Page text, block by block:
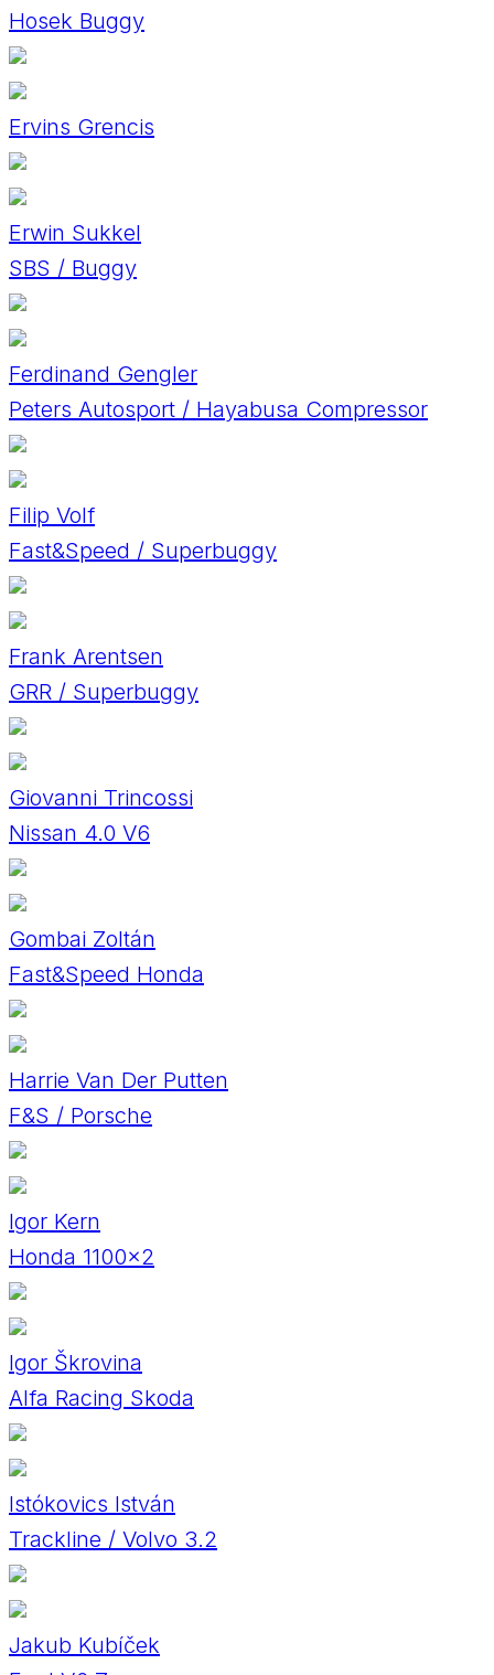
Hosek Buggy
Ervins Grencis
Erwin Sukkel
SBS / Buggy
Ferdinand Gengler
Peters Autosport / Hayabusa Compressor
Filip Volf
Fast&Speed / Superbuggy
Frank Arentsen
GRR / Superbuggy
Giovanni Trincossi
Nissan 4.0 V6
Gombai Zoltán
Fast&Speed Honda
Harrie Van Der Putten
F&S / Porsche
Igor Kern
Honda 1100×2
Igor Škrovina
Alfa Racing Skoda
Istókovics István
Trackline / Volvo 3.2
Jakub Kubíček